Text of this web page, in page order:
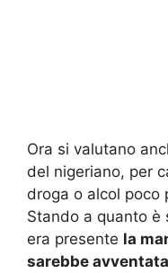
Ora si valutano
del nigeriano, per
droga o alcol poco
Stando a quanto
era presente la
sarebbe